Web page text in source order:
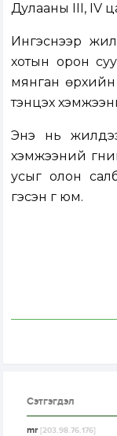
Дулааны III, IV
Ингэснээр
хотын орон
мянган
тэнцэх
Энэ нь
хэмжээний
усыг олон
гэсэн үг юм.
Сэтгэгдэл
mr[203.98.76.176]